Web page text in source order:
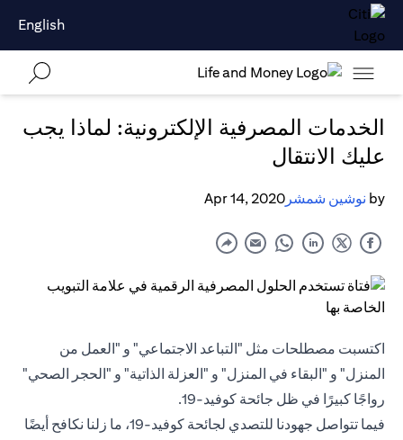
English
الخدمات المصرفية الإلكترونية: لماذا يجب
عليك الانتقال
by نوشين شمشر Apr 14, 2020
اكتسبت مصطلحات مثل "التباعد الاجتماعي" و "العمل من
المنزل" و "البقاء في المنزل" و "العزلة الذاتية" و "الحجر الصحي"
رواجًا كبيرًا في ظل جائحة كوفيد-19.
فيما تتواصل جهودنا للتصدي لجائحة كوفيد-19، ما زلنا نكافح أيضًا